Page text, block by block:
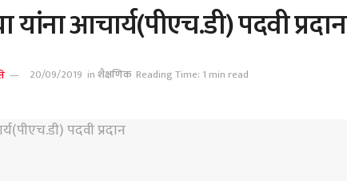
यांना आचार्य(पीएच.डी) पदवी प्रदान
20/09/2019 inशैक्षणिक Reading Time: 1 min read